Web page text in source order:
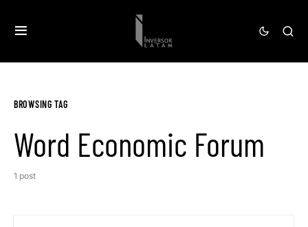
BROWSING TAG
Word Economic Forum
1 post